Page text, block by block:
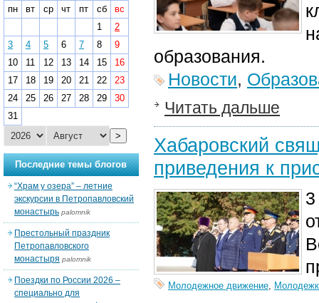
образования.
Новости,
Читать дальше
Хабаровский
приведения к
Молодежное движение,
пн
вт ср чт пт сб
вс
1
2
3
4 5 6 7 8
9
10
11 12 13 14 15
16
17
18 19 20 21 22
23
24
25 26 27 28 29
30
31
>
Последние темы блогов
“Храм у озера” – летние
экскурсии в Петропавловский
монастырь palomnik
Престольный праздник
Петропавловского
монастыря palomnik
Поездки по России 2026 –
специально для